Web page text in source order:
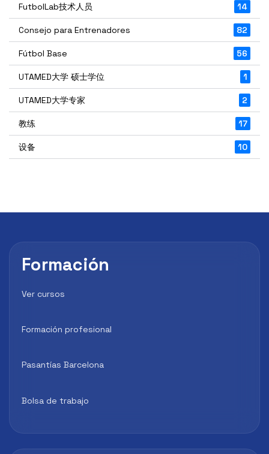
FutbolLab技术人员 14
Consejo para Entrenadores 82
Fútbol Base 56
UTAMED大学 硕士学位 1
UTAMED大学专家 2
教练 17
设备 10
Formación
Ver cursos
Formación profesional
Pasantías Barcelona
Bolsa de trabajo